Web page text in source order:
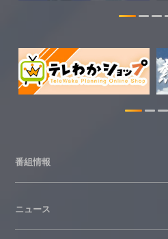
WTV
新しました。
番組情報
ニュース